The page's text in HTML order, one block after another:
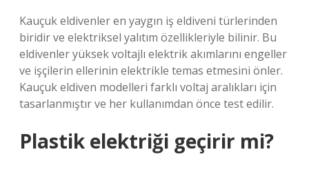
Kauçuk eldivenler en yaygın iş eldiveni türlerinden
biridir ve elektriksel yalıtım özellikleriyle bilinir. Bu
eldivenler yüksek voltajlı elektrik akımlarını engeller
ve işçilerin ellerinin elektrikle temas etmesini önler.
Kauçuk eldiven modelleri farklı voltaj aralıkları için
tasarlanmıştır ve her kullanımdan önce test edilir.
Plastik elektriği geçirir mi?